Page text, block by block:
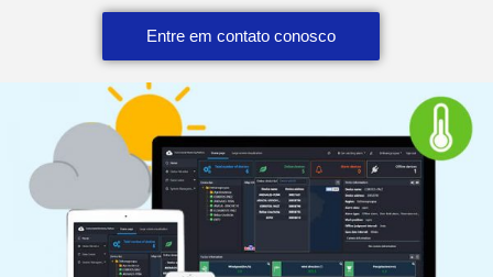
Entre em contato conosco